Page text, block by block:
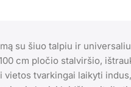
su šiuo talpiu ir
cm pločio stalviršio,
vietos tvarkingai laikyti